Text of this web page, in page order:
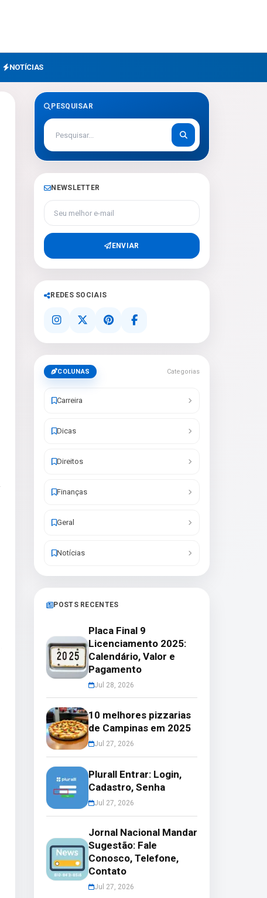
NOTÍCIAS
PESQUISAR
NEWSLETTER
Seu melhor e-mail
ENVIAR
REDES SOCIAIS
COLUNAS Categorias
Carreira
Dicas
Direitos
Finanças
Geral
Notícias
POSTS RECENTES
Placa Final 9
Licenciamento 2025:
Calendário, Valor e
Pagamento
Jul 28, 2026
10 melhores pizzarias
de Campinas em 2025
Jul 27, 2026
Plurall Entrar: Login,
Cadastro, Senha
Jul 27, 2026
Jornal Nacional Mandar
Sugestão: Fale
Conosco, Telefone,
Contato
Jul 27, 2026